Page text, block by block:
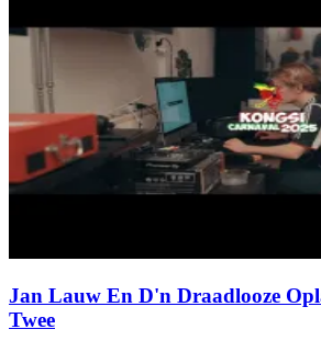
Jan Lauw En D'n Draadlooze
Twee